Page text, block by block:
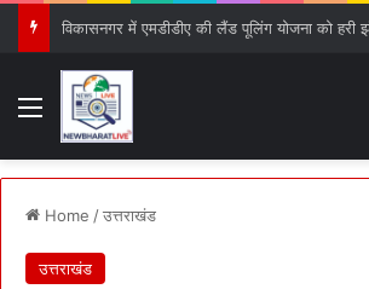
Menu
Home /उत्तराखंड
उत्तराखंड